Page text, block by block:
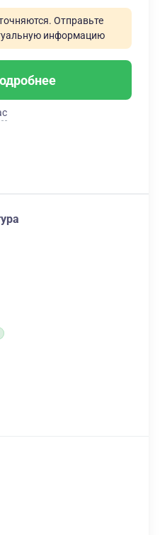
Отправьте
информацию